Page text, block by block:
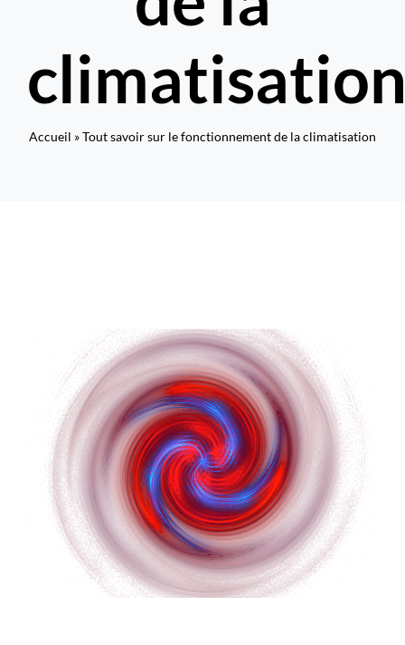
Nous contacter : 04 72 48 02 18
Accueil »Tout savoir sur le fonctionnement de la climatisation